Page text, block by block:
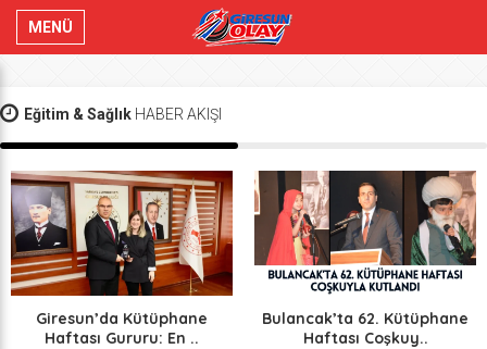
MENÜ
Eğitim & Sağlık HABER AKIŞI
Giresun’da Kütüphane
Haftası Gururu: En ..
Bulancak’ta 62. Kütüphane
Haftası Coşkuy..